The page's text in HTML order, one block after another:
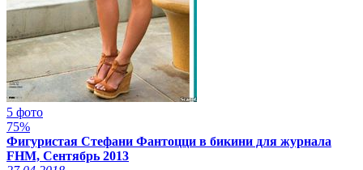
5 фото
75%
Фигуристая Стефани Фантоцци в бикини для журнала
FHM, Сентябрь 2013